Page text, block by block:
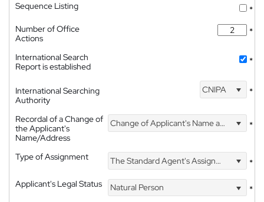
Sequence Listing
*
Number of Office
Actions
*
International Search
Report is established
*
International Searching
Authority
CNIPA *
Recordal of a Change of
the Applicant's
Name/Address
Change of Applicant's Name and Address *
Type of Assignment The Standard Agent's Assignment
*
Applicant's Legal Status
Natural Person
*